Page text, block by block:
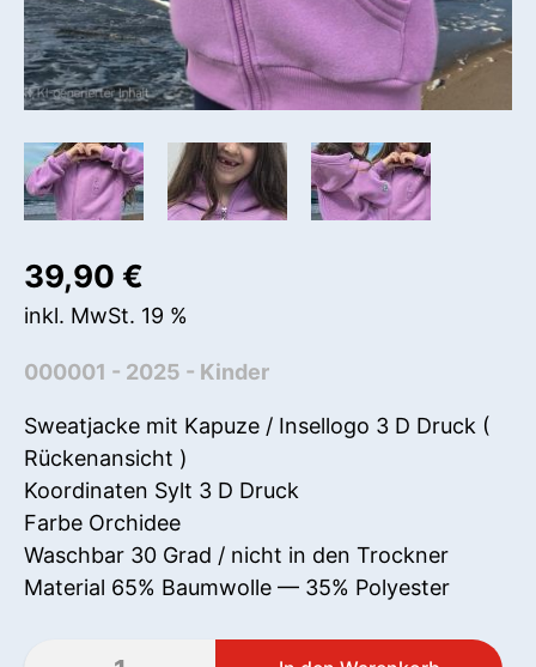
39,90 €
inkl. MwSt. 19 %
000001 - 2025 - Kinder
Sweatjacke mit Kapuze / Insellogo 3 D Druck (
Rückenansicht )
Koordinaten Sylt 3 D Druck
Farbe Orchidee
Waschbar 30 Grad / nicht in den Trockner
Material 65% Baumwolle — 35% Polyester